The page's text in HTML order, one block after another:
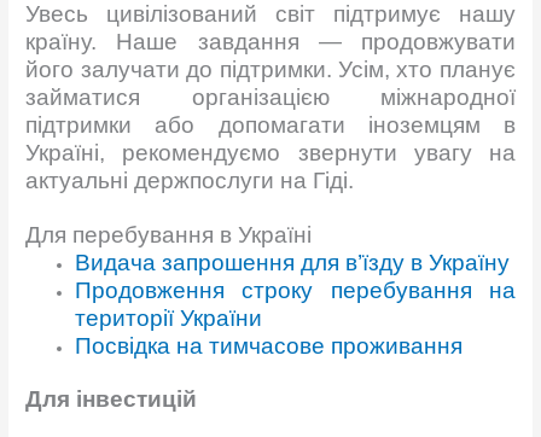
Увесь цивілізований світ підтримує нашу
країну. Наше завдання — продовжувати
його залучати до підтримки. Усім, хто планує
займатися організацією міжнародної
підтримки або допомагати іноземцям в
Україні, рекомендуємо звернути увагу на
актуальні держпослуги на Гіді.
Для перебування в Україні
Видача запрошення для в’їзду в Україну
Продовження строку перебування на
території України
Посвідка на тимчасове проживання
Для інвестицій